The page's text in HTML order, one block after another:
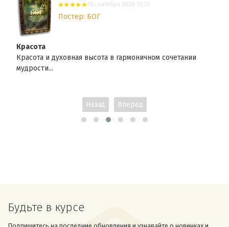
18 сентября 2020 12:23
Постер: БОГ
Красота
Красота и духовная высота в гармоничном сочетании
мудрости...
Назад Вперед
Будьте в курсе